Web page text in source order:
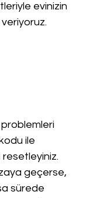
evinizin
veriyoruz.
problemleri
ile
geçerse,
sürede